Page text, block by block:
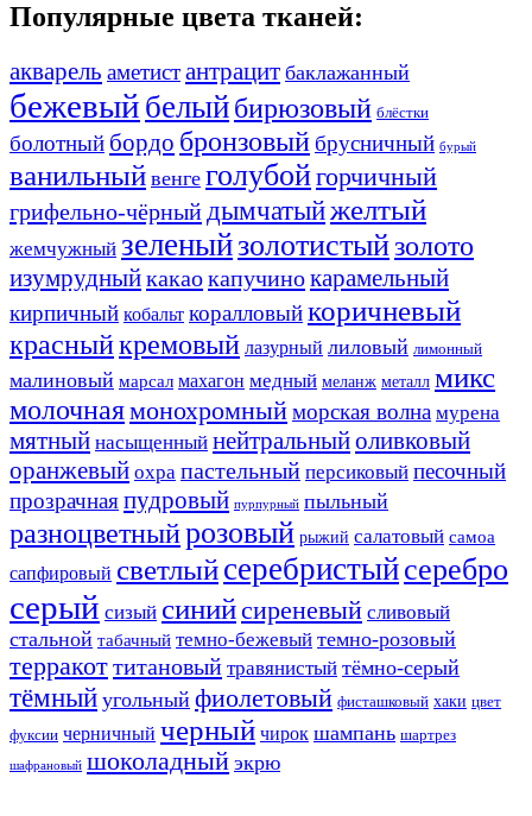
Популярные цвета тканей:
акварель аметистантрацит баклажанный
бежевый белыйбирюзовый блёстки
болотный бордо бронзовыйбрусничный бурый
ванильный венге голубойгорчичный
грифельно-чёрный дымчатыйжелтый
жемчужный зеленыйзолотистыйзолото
изумрудныйкакаокапучинокарамельный
кирпичный кобальт коралловыйкоричневый
красныйкремовый лазурный лиловый лимонный
малиновый марсал махагон медный меланж металл микс
молочнаямонохромныйморская волна мурена
мятный насыщенный нейтральныйоливковый
оранжевый охра пастельный персиковый песочный
прозрачнаяпудровый пурпурный пыльный
разноцветныйрозовый рыжий салатовый самоа
сапфировый светлыйсеребристыйсеребро
серый сизый синийсиреневый сливовый
стальной табачный темно-бежевый темно-розовый
терракоттитановый травянистый тёмно-серый
тёмный угольный фиолетовый фисташковый хаки цвет
фуксии черничный черный чирок шампань шартрез
шафрановый шоколадный экрю